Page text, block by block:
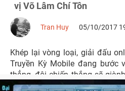
vị Võ Lâm Chí Tôn
Tran Huy 05/10/2017
Khép lại vòng loại, giải đấu
Truyền Kỳ Mobile đang bước
thẳng, đội chiến thắng sẽ
Chí Tôn trong vòng 1 năm.